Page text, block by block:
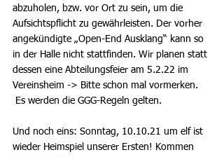
abzuholen, bzw. vor Ort zu sein, um die
Aufsichtspflicht zu gewährleisten. Der vorher
angekündigte „Open-End Ausklang“ kann so
in der Halle nicht stattfinden. Wir planen statt
dessen eine Abteilungsfeier am 5.2.22 im
Vereinsheim -> Bitte schon mal vormerken.
Es werden die GGG-Regeln gelten.
Und noch eins: Sonntag, 10.10.21 um elf ist
wieder Heimspiel unserer Ersten! Kommen